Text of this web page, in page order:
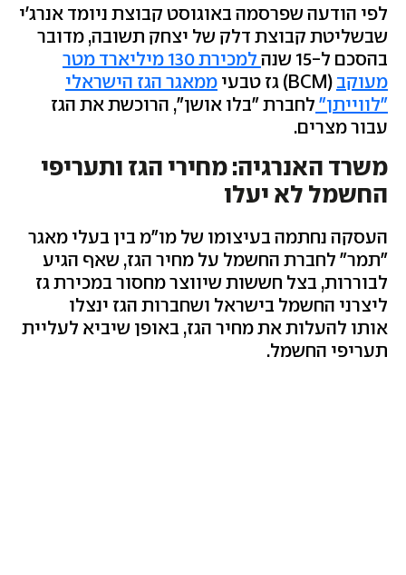
לפי הודעה שפרסמה באוגוסט קבוצת ניומד אנרג'י
שבשליטת קבוצת דלק של יצחק תשובה, מדובר
בהסכם ל-15 שנה
למכירת 130 מיליארד מטר
מעוקב(BCM) גז טבעי
ממאגר הגז הישראלי
"לווייתן"לחברת "בלו אושן", הרוכשת את הגז
עבור מצרים.
משרד האנרגיה: מחירי הגז ותעריפי
החשמל לא יעלו
העסקה נחתמה בעיצומו של מו"מ בין בעלי מאגר
"תמר" לחברת החשמל על מחיר הגז, שאף הגיע
לבוררות, בצל חששות שיווצר מחסור במכירת גז
ליצרני החשמל בישראל ושחברות הגז ינצלו
אותו להעלות את מחיר הגז, באופן שיביא לעליית
תעריפי החשמל.